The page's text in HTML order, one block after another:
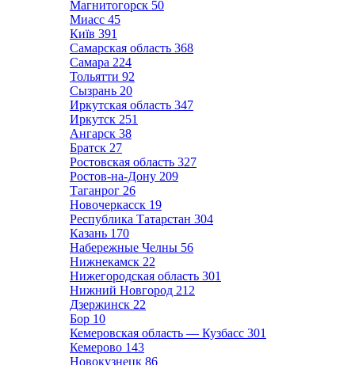
Магнитогорск 50
Миасс 45
Київ 391
Самарская область 368
Самара 224
Тольятти 92
Сызрань 20
Иркутская область 347
Иркутск 251
Ангарск 38
Братск 27
Ростовская область 327
Ростов-на-Дону 209
Таганрог 26
Новочеркасск 19
Республика Татарстан 304
Казань 170
Набережные Челны 56
Нижнекамск 22
Нижегородская область 301
Нижний Новгород 212
Дзержинск 22
Бор 10
Кемеровская область — Кузбасс 301
Кемерово 143
Новокузнецк 86